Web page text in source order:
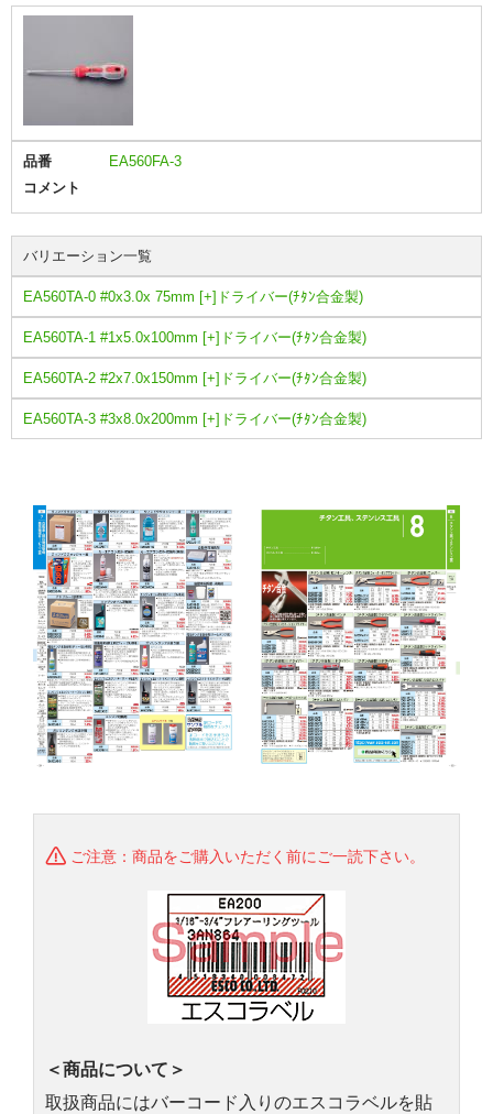
品番
EA560FA-3
コメント
バリエーション一覧
EA560TA-0 #0x3.0x 75mm [+]ドライバー(ﾁﾀﾝ合金製)
EA560TA-1 #1x5.0x100mm [+]ドライバー(ﾁﾀﾝ合金製)
EA560TA-2 #2x7.0x150mm [+]ドライバー(ﾁﾀﾝ合金製)
EA560TA-3 #3x8.0x200mm [+]ドライバー(ﾁﾀﾝ合金製)
ご注意：商品をご購入いただく前にご一読下さい。
＜商品について＞
取扱商品にはバーコード入りのエスコラベルを貼